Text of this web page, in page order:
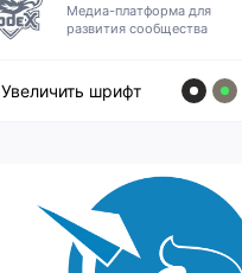
Медиа-платформа для
развития сообщества
Увеличить шрифт